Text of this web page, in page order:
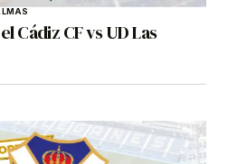
Cádiz CF vs UD Las